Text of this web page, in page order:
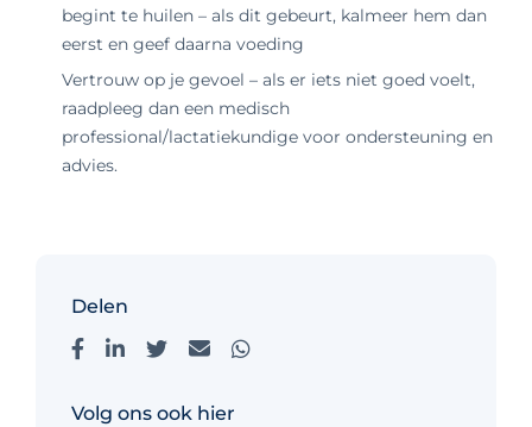
begint te huilen – als dit gebeurt, kalmeer hem dan
eerst en geef daarna voeding
Vertrouw op je gevoel – als er iets niet goed voelt,
raadpleeg dan een medisch
professional/lactatiekundige voor ondersteuning en
advies.
Delen
Volg ons ook hier